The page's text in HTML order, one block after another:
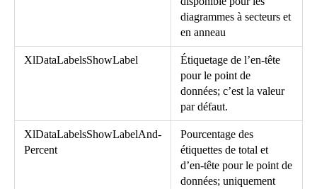
diagrammes à secteurs et
en anneau
XlDataLabelsShowLabel
Étiquetage de l’en-tête
pour le point de
données; c’est la valeur
par défaut.
XlDataLabelsShowLabelAnd-
Percent
Pourcentage des
étiquettes de total et
d’en-tête pour le point de
données; uniquement